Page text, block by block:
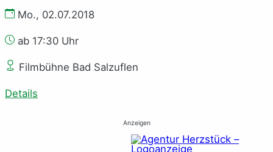
Mo., 02.07.2018
ab 17:30 Uhr
Filmbühne Bad Salzuflen
Details
Anzeigen